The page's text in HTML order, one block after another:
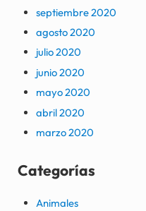
septiembre 2020
agosto 2020
julio 2020
junio 2020
mayo 2020
abril 2020
marzo 2020
Categorías
Animales